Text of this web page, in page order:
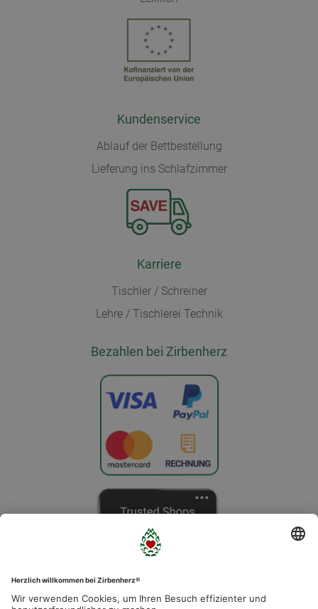
Kundenservice
Ablauf der Bettbestellung
Lieferung ins Schlafzimmer
Karriere
Tischler / Schreiner
Lehre / Tischlerei Technik
Bezahlen bei Zirbenherz